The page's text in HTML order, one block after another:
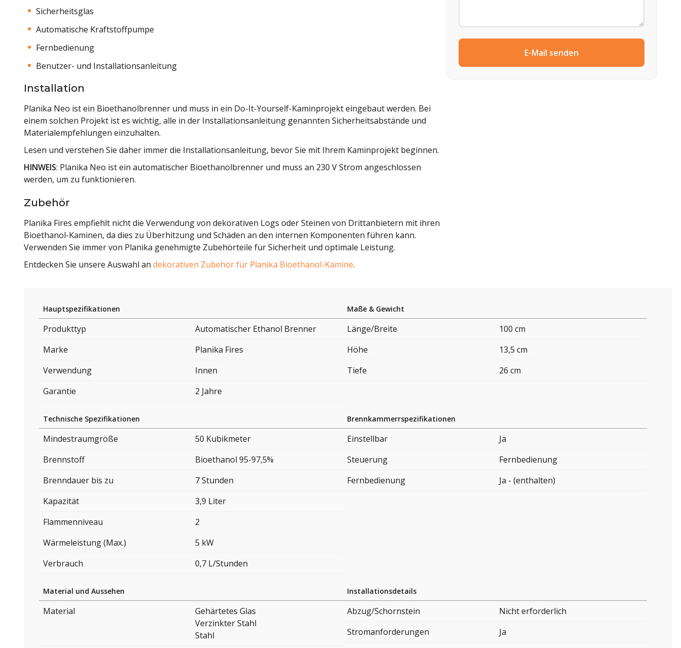
Sicherheitsglas
Automatische Kraftstoffpumpe
Fernbedienung
Benutzer- und Installationsanleitung
Installation
Planika Neo ist ein Bioethanolbrenner und muss in ein Do-It-Yourself-Kaminprojekt eingebaut werden. Bei
einem solchen Projekt ist es wichtig, alle in der Installationsanleitung genannten Sicherheitsabstände und
Materialempfehlungen einzuhalten.
Lesen und verstehen Sie daher immer die Installationsanleitung, bevor Sie mit Ihrem Kaminprojekt beginnen.
HINWEIS: Planika Neo ist ein automatischer Bioethanolbrenner und muss an 230 V Strom angeschlossen
werden, um zu funktionieren.
Zubehör
Planika Fires empfiehlt nicht die Verwendung von dekorativen Logs oder Steinen von Drittanbietern mit ihren
Bioethanol-Kaminen, da dies zu Überhitzung und Schäden an den internen Komponenten führen kann.
Verwenden Sie immer von Planika genehmigte Zubehörteile für Sicherheit und optimale Leistung.
Entdecken Sie unsere Auswahl an dekorativen Zubehör für Planika Bioethanol-Kamine.
E-Mail senden
Hauptspezifikationen
Produkttyp
Automatischer Ethanol Brenner
Marke
Planika Fires
Verwendung
Innen
Garantie
2 Jahre
Maße & Gewicht
Länge/Breite
100 cm
Höhe
13,5 cm
Tiefe
26 cm
Technische Spezifikationen
Mindestraumgröße
50 Kubikmeter
Brennstoff
Bioethanol 95-97,5%
Brenndauer bis zu
7 Stunden
Kapazität
3,9 Liter
Flammenniveau
2
Wärmeleistung (Max.)
5 kW
Verbrauch
0,7 L/Stunden
Brennkammerrspezifikationen
Einstellbar
Ja
Steuerung
Fernbedienung
Fernbedienung
Ja - (enthalten)
Material und Aussehen
Material
Gehärtetes Glas
Verzinkter Stahl
Stahl
Installationsdetails
Abzug/Schornstein
Nicht erforderlich
Stromanforderungen
Ja